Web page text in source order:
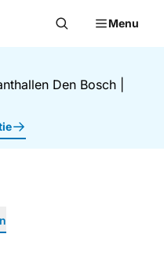
Menu
Den Bosch